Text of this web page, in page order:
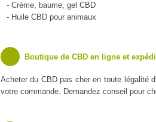
- Crème, baume, gel CBD
- Huile CBD pour animaux
Boutique de CBD en ligne et
Acheter du CBD pas cher en toute légalité
votre commande. Demandez conseil pour